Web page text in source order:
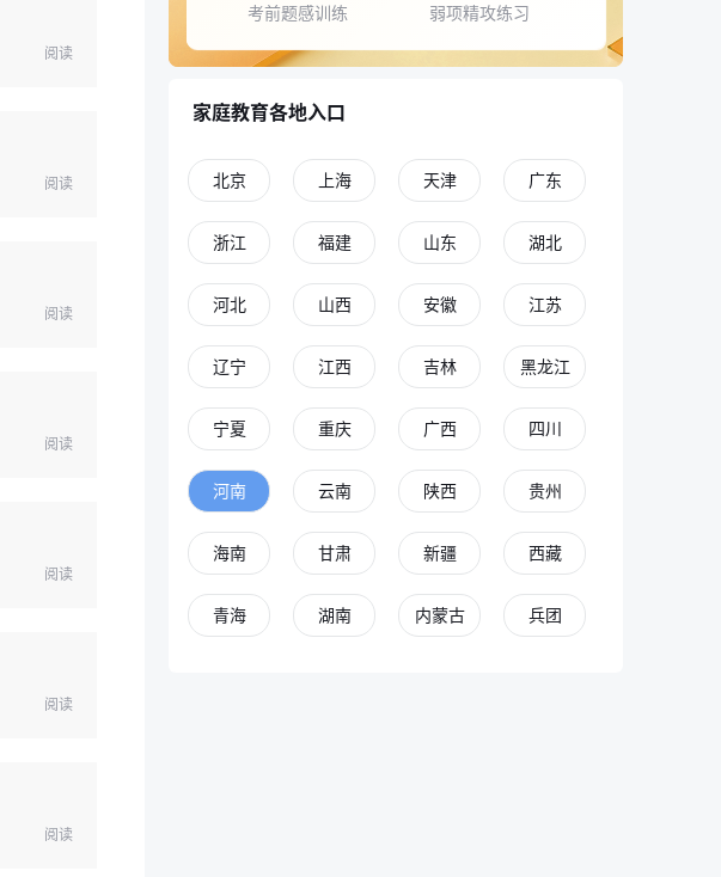
阅读
阅读
阅读
阅读
阅读
阅读
阅读
考前题感训练 弱项精攻练习
家庭教育各地入口
北京 上海 天津 广东
浙江 福建 山东 湖北
河北 山西 安徽 江苏
辽宁 江西 吉林 黑龙江
宁夏 重庆 广西 四川
河南 云南 陕西 贵州
海南 甘肃 新疆 西藏
青海 湖南 内蒙古 兵团